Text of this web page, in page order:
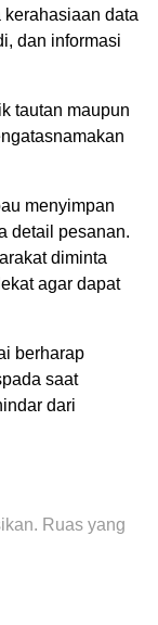
kerahasiaan data
dan informasi
tautan maupun
menyimpan
detail pesanan.
diminta
agar dapat
berharap
saat
dari
Ruas yang